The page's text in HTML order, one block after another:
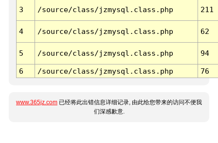
3 /source/class/jzmysql.class.php 211
4 /source/class/jzmysql.class.php 62
5 /source/class/jzmysql.class.php 94
6 /source/class/jzmysql.class.php 76
www.365jz.com 已经将此出错信息详细记录, 由此给您带来的访问不便我
们深感歉意.